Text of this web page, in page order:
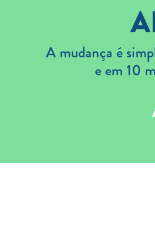
A mudança é
e em 10